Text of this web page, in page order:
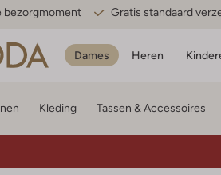
bezorgmoment Gratis standaard
Dames Heren
Kleding Tassen & Accessoires